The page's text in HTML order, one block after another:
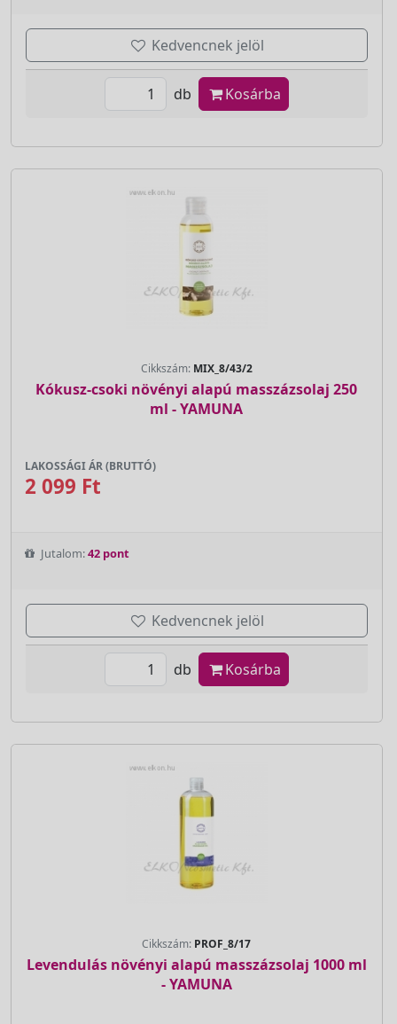
Kedvencnek jelöl
db Kosárba
Cikkszám: MIX_8/43/2
Kókusz-csoki növényi alapú masszázsolaj 250
ml - YAMUNA
LAKOSSÁGI ÁR (BRUTTÓ)
2 099 Ft
Jutalom:42 pont
Kedvencnek jelöl
db Kosárba
Cikkszám: PROF_8/17
Levendulás növényi alapú masszázsolaj 1000 ml
- YAMUNA